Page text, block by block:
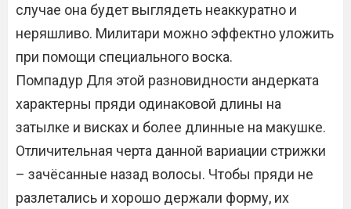
случае она будет выглядеть неаккуратно и
неряшливо. Милитари можно эффектно уложить
при помощи специального воска.
Помпадур Для этой разновидности андерката
характерны пряди одинаковой длины на
затылке и висках и более длинные на макушке.
Отличительная черта данной вариации стрижки
– зачёсанные назад волосы. Чтобы пряди не
разлетались и хорошо держали форму, их